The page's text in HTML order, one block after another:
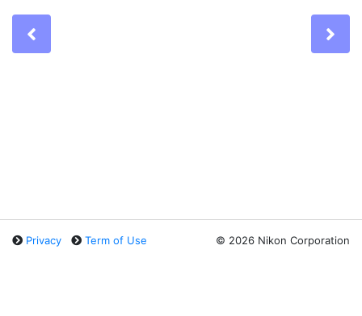
Privacy Term of Use © 2026 Nikon Corporation